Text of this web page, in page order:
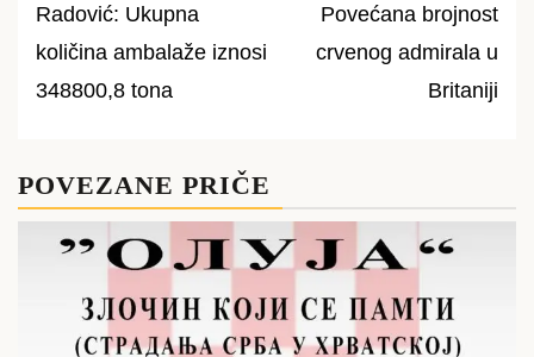
Post
navigation
Radović: Ukupna
količina ambalaže iznosi
348800,8 tona
Povećana brojnost
crvenog admirala u
Britaniji
POVEZANE PRIČE